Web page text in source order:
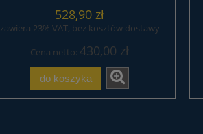
528,90 zł
zawiera 23% VAT, bez kosztów dostawy
Cena netto: 430,00 zł
do koszyka